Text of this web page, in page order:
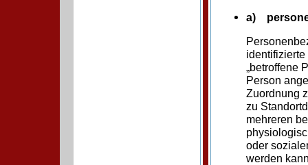
a)
„betroffene
Person
Zuordnung
zu
mehreren
oder
werden